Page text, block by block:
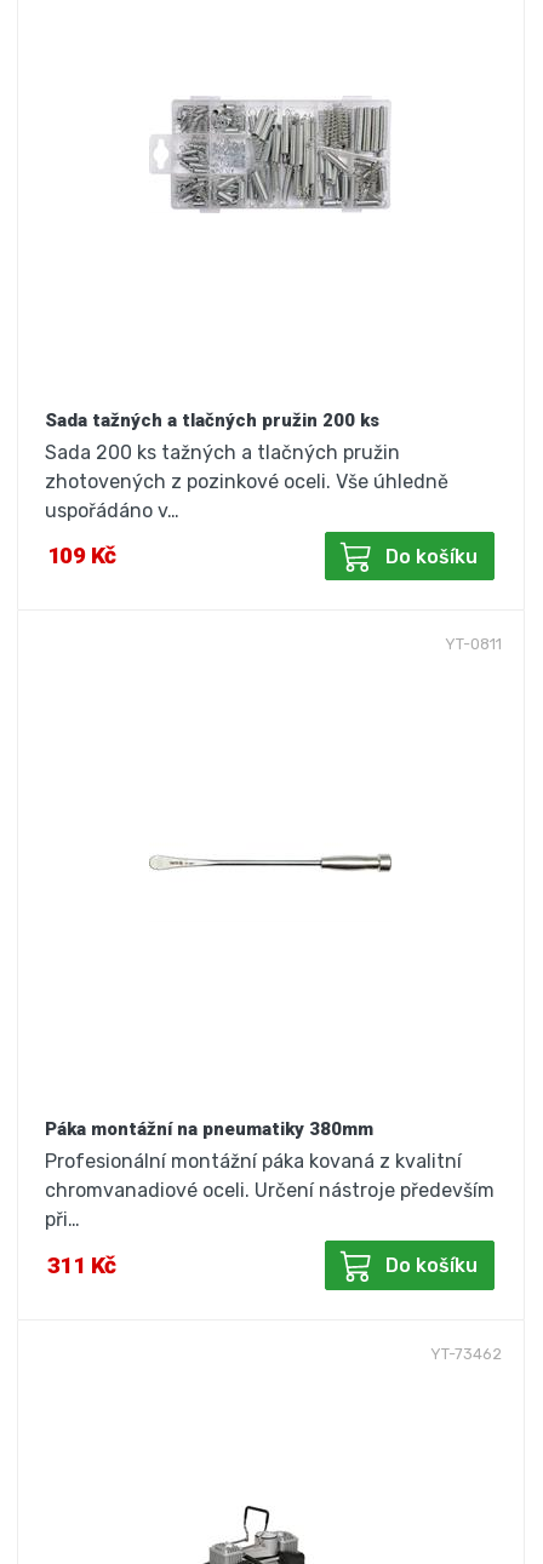
Sada tažných a tlačných pružin 200 ks
Sada 200 ks tažných a tlačných pružin
zhotovených z pozinkové oceli. Vše úhledně
uspořádáno v…
109 Kč Do košíku
YT-0811
Páka montážní na pneumatiky 380mm
Profesionální montážní páka kovaná z kvalitní
chromvanadiové oceli. Určení nástroje především
při…
311 Kč Do košíku
YT-73462